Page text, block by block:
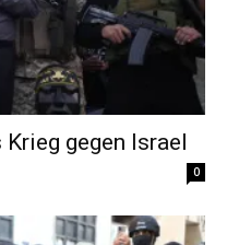
gegen Israel
0